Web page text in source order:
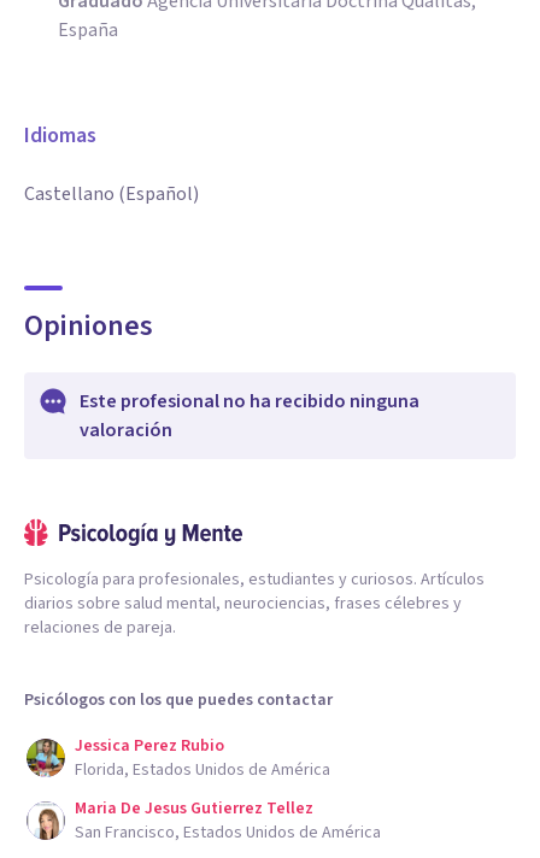
España
Idiomas
Castellano (Español)
Opiniones
Este profesional no ha recibido ninguna
valoración
Psicología para profesionales, estudiantes y curiosos. Artículos
diarios sobre salud mental, neurociencias, frases célebres y
relaciones de pareja.
Psicólogos con los que puedes contactar
Jessica Perez Rubio
Florida, Estados Unidos de América
Maria De Jesus Gutierrez Tellez
San Francisco, Estados Unidos de América